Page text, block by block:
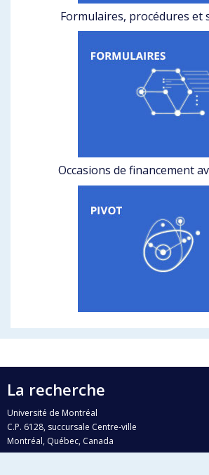
Formulaires, procédures et
Occasions de financement
La recherche
Université de Montréal
C.P. 6128, succursale Centre-ville
Montréal, Québec, Canada
H3C 3J7